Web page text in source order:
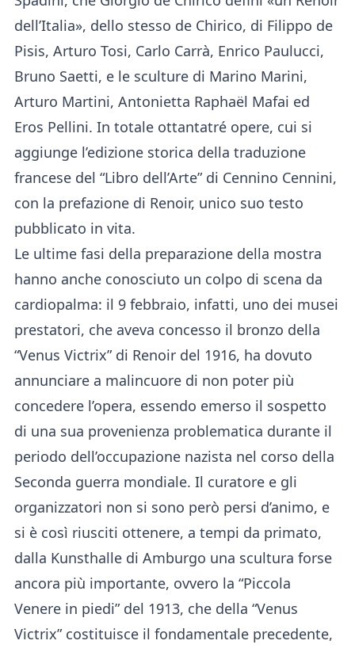
dell’Italia», dello stesso de Chirico, di Filippo de
Pisis, Arturo Tosi, Carlo Carrà, Enrico Paulucci,
Bruno Saetti, e le sculture di Marino Marini,
Arturo Martini, Antonietta Raphaël Mafai ed
Eros Pellini. In totale ottantatré opere, cui si
aggiunge l’edizione storica della traduzione
francese del “Libro dell’Arte” di Cennino Cennini,
con la prefazione di Renoir, unico suo testo
pubblicato in vita.
Le ultime fasi della preparazione della mostra
hanno anche conosciuto un colpo di scena da
cardiopalma: il 9 febbraio, infatti, uno dei musei
prestatori, che aveva concesso il bronzo della
“Venus Victrix” di Renoir del 1916, ha dovuto
annunciare a malincuore di non poter più
concedere l’opera, essendo emerso il sospetto
di una sua provenienza problematica durante il
periodo dell’occupazione nazista nel corso della
Seconda guerra mondiale. Il curatore e gli
organizzatori non si sono però persi d’animo, e
si è così riusciti ottenere, a tempi da primato,
dalla Kunsthalle di Amburgo una scultura forse
ancora più importante, ovvero la “Piccola
Venere in piedi” del 1913, che della “Venus
Victrix” costituisce il fondamentale precedente,